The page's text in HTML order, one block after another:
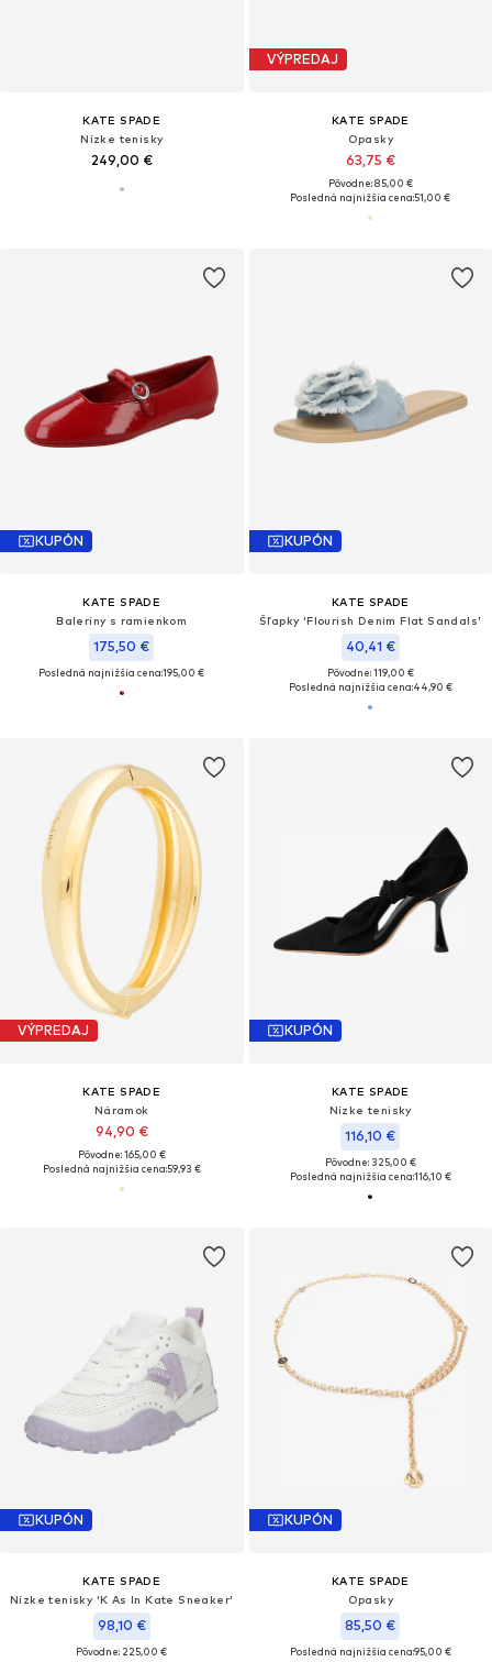
KATE SPADE
Nízke tenisky
249,00 €
VÝPREDAJ
KATE SPADE
Opasky
63,75 €
Pôvodne: 85,00 €
Posledná najnižšia cena:51,00 €
KUPÓN
KATE SPADE
Baleríny s ramienkom
175,50 €
Posledná najnižšia cena:195,00 €
KUPÓN
KATE SPADE
Šľapky 'Flourish Denim Flat Sandals'
40,41 €
Pôvodne: 119,00 €
Posledná najnižšia cena:44,90 €
VÝPREDAJ
KATE SPADE
Náramok
94,90 €
Pôvodne: 165,00 €
Posledná najnižšia cena:59,93 €
KUPÓN
KATE SPADE
Nízke tenisky
116,10 €
Pôvodne: 325,00 €
Posledná najnižšia cena:116,10 €
KUPÓN
KATE SPADE
Nízke tenisky 'K As In Kate Sneaker'
98,10 €
Pôvodne: 225,00 €
KUPÓN
KATE SPADE
Opasky
85,50 €
Posledná najnižšia cena:95,00 €